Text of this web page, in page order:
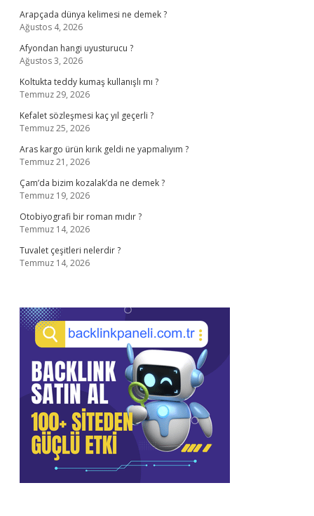
Arapçada dünya kelimesi ne demek ?
Ağustos 4, 2026
Afyondan hangi uyusturucu ?
Ağustos 3, 2026
Koltukta teddy kumaş kullanışlı mı ?
Temmuz 29, 2026
Kefalet sözleşmesi kaç yıl geçerli ?
Temmuz 25, 2026
Aras kargo ürün kırık geldi ne yapmalıyım ?
Temmuz 21, 2026
Çam’da bizim kozalak’da ne demek ?
Temmuz 19, 2026
Otobiyografi bir roman mıdır ?
Temmuz 14, 2026
Tuvalet çeşitleri nelerdir ?
Temmuz 14, 2026